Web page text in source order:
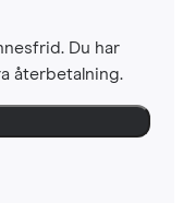
Du har
återbetalning.